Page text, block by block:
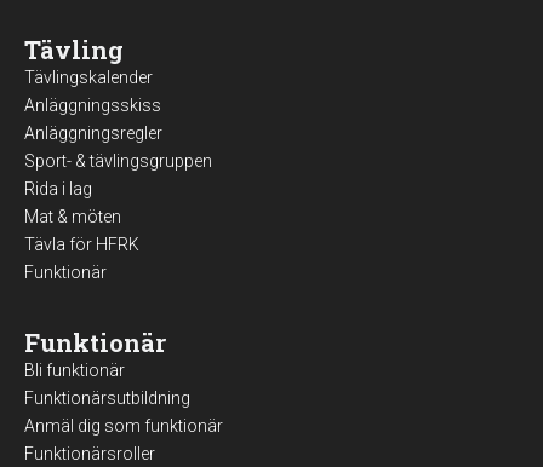
Tävling
Tävlingskalender
Anläggningsskiss
Anläggningsregler
Sport- & tävlingsgruppen
Rida i lag
Mat & möten
Tävla för HFRK
Funktionär
Funktionär
Bli funktionär
Funktionärsutbildning
Anmäl dig som funktionär
Funktionärsroller